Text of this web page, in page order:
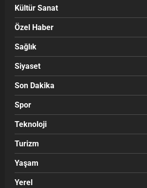
Kültür Sanat
Özel Haber
Sağlık
Siyaset
Son Dakika
Spor
Teknoloji
Turizm
Yaşam
Yerel